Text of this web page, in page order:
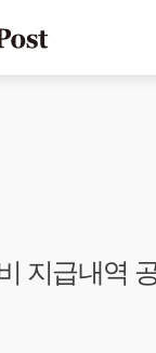
지급내역